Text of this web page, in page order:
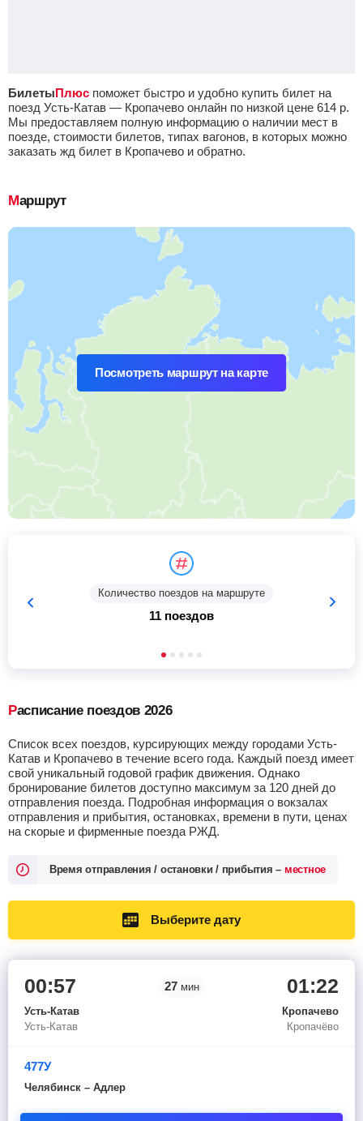
БилетыПлюс поможет быстро и удобно купить билет на
поезд Усть-Катав — Кропачево онлайн по низкой цене 614 р.
Мы предоставляем полную информацию о наличии мест в
поезде, стоимости билетов, типах вагонов, в которых можно
заказать жд билет в Кропачево и обратно.
Маршрут
Посмотреть маршрут на карте
Количество поездов на маршруте
11 поездов
Расписание поездов 2026
Список всех поездов, курсирующих между городами Усть-
Катав и Кропачево в течение всего года. Каждый поезд имеет
свой уникальный годовой график движения. Однако
бронирование билетов доступно максимум за 120 дней до
отправления поезда. Подробная информация о вокзалах
отправления и прибытия, остановках, времени в пути, ценах
на скорые и фирменные поезда РЖД.
Время отправления / остановки / прибытия – местное
Выберите дату
00:57
Усть-Катав
Усть-Катав
27 мин 01:22
Кропачево
Кропачёво
477У
Челябинск – Адлер